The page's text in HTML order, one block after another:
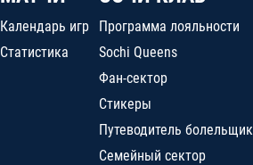
Календарь игр
Статистика
Программа лояльности
Sochi Queens
Фан-сектор
Стикеры
Путеводитель
Семейный сектор